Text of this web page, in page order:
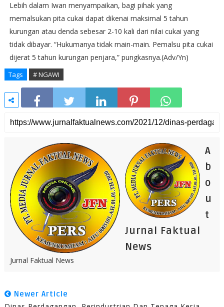
Lebih dalam Iwan menyampaikan, bagi pihak yang
memalsukan pita cukai dapat dikenai maksimal 5 tahun
kurungan atau denda sebesar 2-10 kali dari nilai cukai yang
tidak dibayar. “Hukumanya tidak main-main. Pemalsu pita cukai
dijerat 5 tahun kurungan penjara,” pungkasnya.(Adv/Yn)
Tags # NGAWI
A
b
o
u
t
Jurnal Faktual
News
Jurnal Faktual News
Newer Article